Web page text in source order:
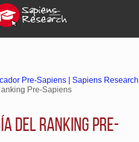
Pre-Sapiens | Sapiens Research
Pre-Sapiens
del Ranking Pre-